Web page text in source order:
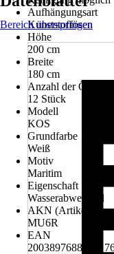
Aufhängungsart
Kunststoffösen
Höhe
200 cm
Breite
180 cm
Anzahl der Ösen
12 Stück
Modell
KOS
Grundfarbe
Weiß
Motiv
Maritim
Eigenschaft
Wasserabweisend
AKN
MU6R
EAN
2003897688007,
Bereich überspringen